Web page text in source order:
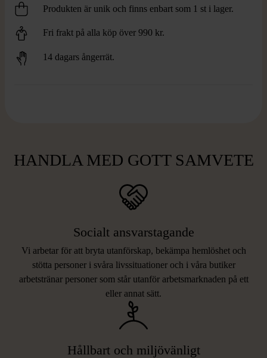
Produkten är unik och finns enbart som 1 st i lager.
Fri frakt på alla köp över 990 kr.
14 dagars ångerrät.
HANDLA MED GOTT SAMVETE
Socialt ansvarstagande
Vi arbetar för att bryta utanförskap, bekämpa hemlöshet och
stötta personer i svåra livssituationer och i våra butiker
arbetstränar personer som står utanför arbetsmarknaden på ett
eller annat sätt.
Hållbart och miljövänligt